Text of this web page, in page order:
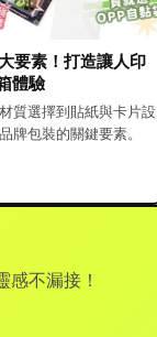
要素！打造讓人印
體驗
質選擇到貼紙與卡片設
牌包裝的關鍵要素。
不漏接！